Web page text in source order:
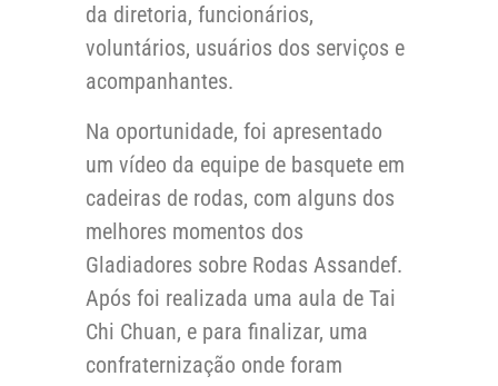
da diretoria, funcionários,
voluntários, usuários dos serviços e
acompanhantes.
Na oportunidade, foi apresentado
um vídeo da equipe de basquete em
cadeiras de rodas, com alguns dos
melhores momentos dos
Gladiadores sobre Rodas Assandef.
Após foi realizada uma aula de Tai
Chi Chuan, e para finalizar, uma
confraternização onde foram